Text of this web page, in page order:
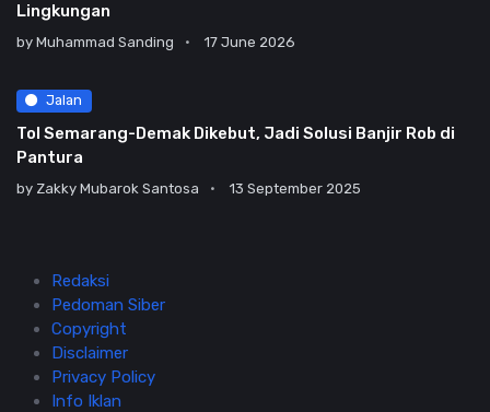
Lingkungan
by Muhammad Sanding 17 June 2026
Jalan
Tol Semarang-Demak Dikebut, Jadi Solusi Banjir Rob di
Pantura
by Zakky Mubarok Santosa 13 September 2025
Redaksi
Pedoman Siber
Copyright
Disclaimer
Privacy Policy
Info Iklan